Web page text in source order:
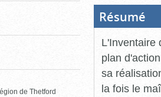
de Thetford
Résumé
L'Inventaire
plan
sa
la fois le